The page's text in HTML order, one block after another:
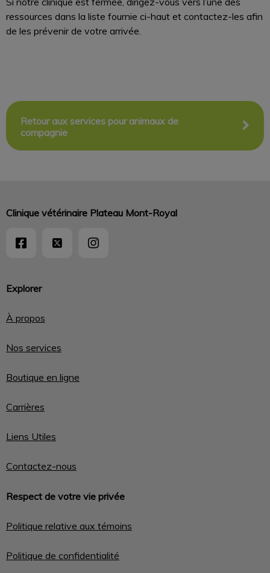
ressources dans la liste fournie ci-haut et contactez-les afin
de les prévenir de votre arrivée.
Retour aux services pour animaux de
compagnie
Explorer
À propos
Nos services
Boutique en ligne
Carrières
Liens Utiles
Contactez-nous
Respect de votre vie privée
Politique relative aux témoins
Politique de confidentialité
Clinique vétérinaire Plateau Mont-Royal